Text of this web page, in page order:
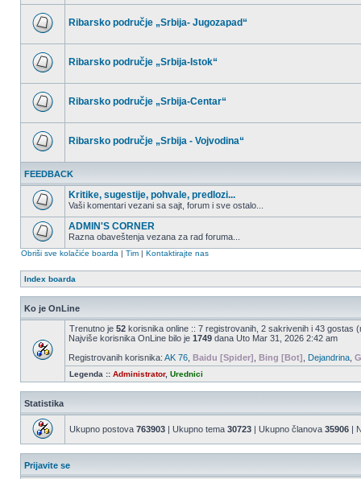
nepročitanih
nepročitanih
Ribarsko područje „Srbija- Jugozapad“
nepročitanih
Ribarsko područje „Srbija-Istok“
nepročitanih
Ribarsko područje „Srbija-Centar“
nepročitanih
postova
Ribarsko područje „Srbija - Vojvodina“
FEEDBACK
nepročitanih
postova
Kritike, sugestije, pohvale, predlozi...
Vaši komentari vezani sa sajt, forum i sve ostalo...
nepročitanih
ADMIN'S CORNER
Razna obaveštenja vezana za rad foruma...
Obriši sve kolačiće boarda | Tim | Kontaktirajte nas
Index boarda
Ko je OnLine
Trenutno je 52 korisnika online :: 7 registrovanih, 2 sakrivenih i 43 gostas
Najviše korisnika OnLine bilo je 1749 dana Uto Mar 31, 2026 2:42 am
Registrovanih korisnika: AK 76 Baidu [Spider] Bing [Bot] Dejandrina
Legenda :: Administrator, Urednici
Statistika
Ukupno postova 763903 | Ukupno tema 30723 | Ukupno članova 35906 |
Prijavite se